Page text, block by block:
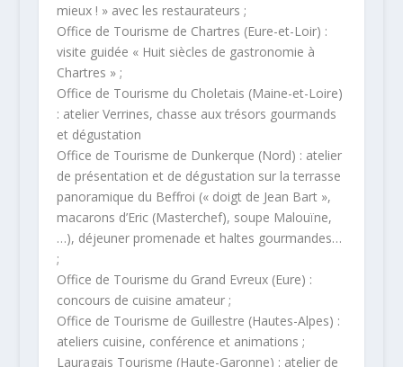
mieux ! » avec les restaurateurs ;
Office de Tourisme de Chartres (Eure-et-Loir) :
visite guidée « Huit siècles de gastronomie à
Chartres » ;
Office de Tourisme du Choletais (Maine-et-Loire)
: atelier Verrines, chasse aux trésors gourmands
et dégustation
Office de Tourisme de Dunkerque (Nord) : atelier
de présentation et de dégustation sur la terrasse
panoramique du Beffroi (« doigt de Jean Bart »,
macarons d’Eric (Masterchef), soupe Malouïne,
…), déjeuner promenade et haltes gourmandes…
;
Office de Tourisme du Grand Evreux (Eure) :
concours de cuisine amateur ;
Office de Tourisme de Guillestre (Hautes-Alpes) :
ateliers cuisine, conférence et animations ;
Lauragais Tourisme (Haute-Garonne) : atelier de